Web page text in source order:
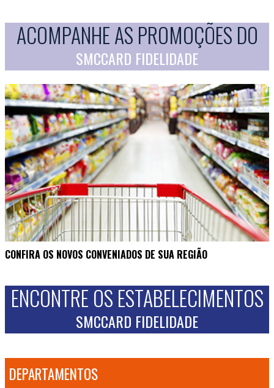
ACOMPANHE AS PROMOÇÕES DO
SMCCARD FIDELIDADE
CONFIRA OS NOVOS CONVENIADOS DE SUA REGIÃO
ENCONTRE OS ESTABELECIMENTOS
SMCCARD FIDELIDADE
DEPARTAMENTOS